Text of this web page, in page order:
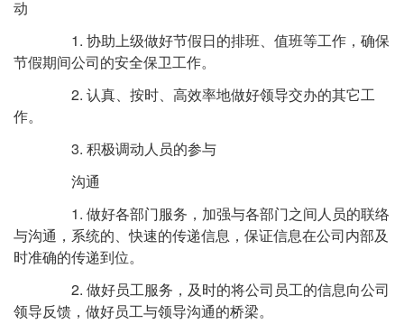
动
1. 协助上级做好节假日的排班、值班等工作，确保
节假期间公司的安全保卫工作。
2. 认真、按时、高效率地做好领导交办的其它工
作。
3. 积极调动人员的参与
沟通
1. 做好各部门服务，加强与各部门之间人员的联络
与沟通，系统的、快速的传递信息，保证信息在公司内部及
时准确的传递到位。
2. 做好员工服务，及时的将公司员工的信息向公司
领导反馈，做好员工与领导沟通的桥梁。